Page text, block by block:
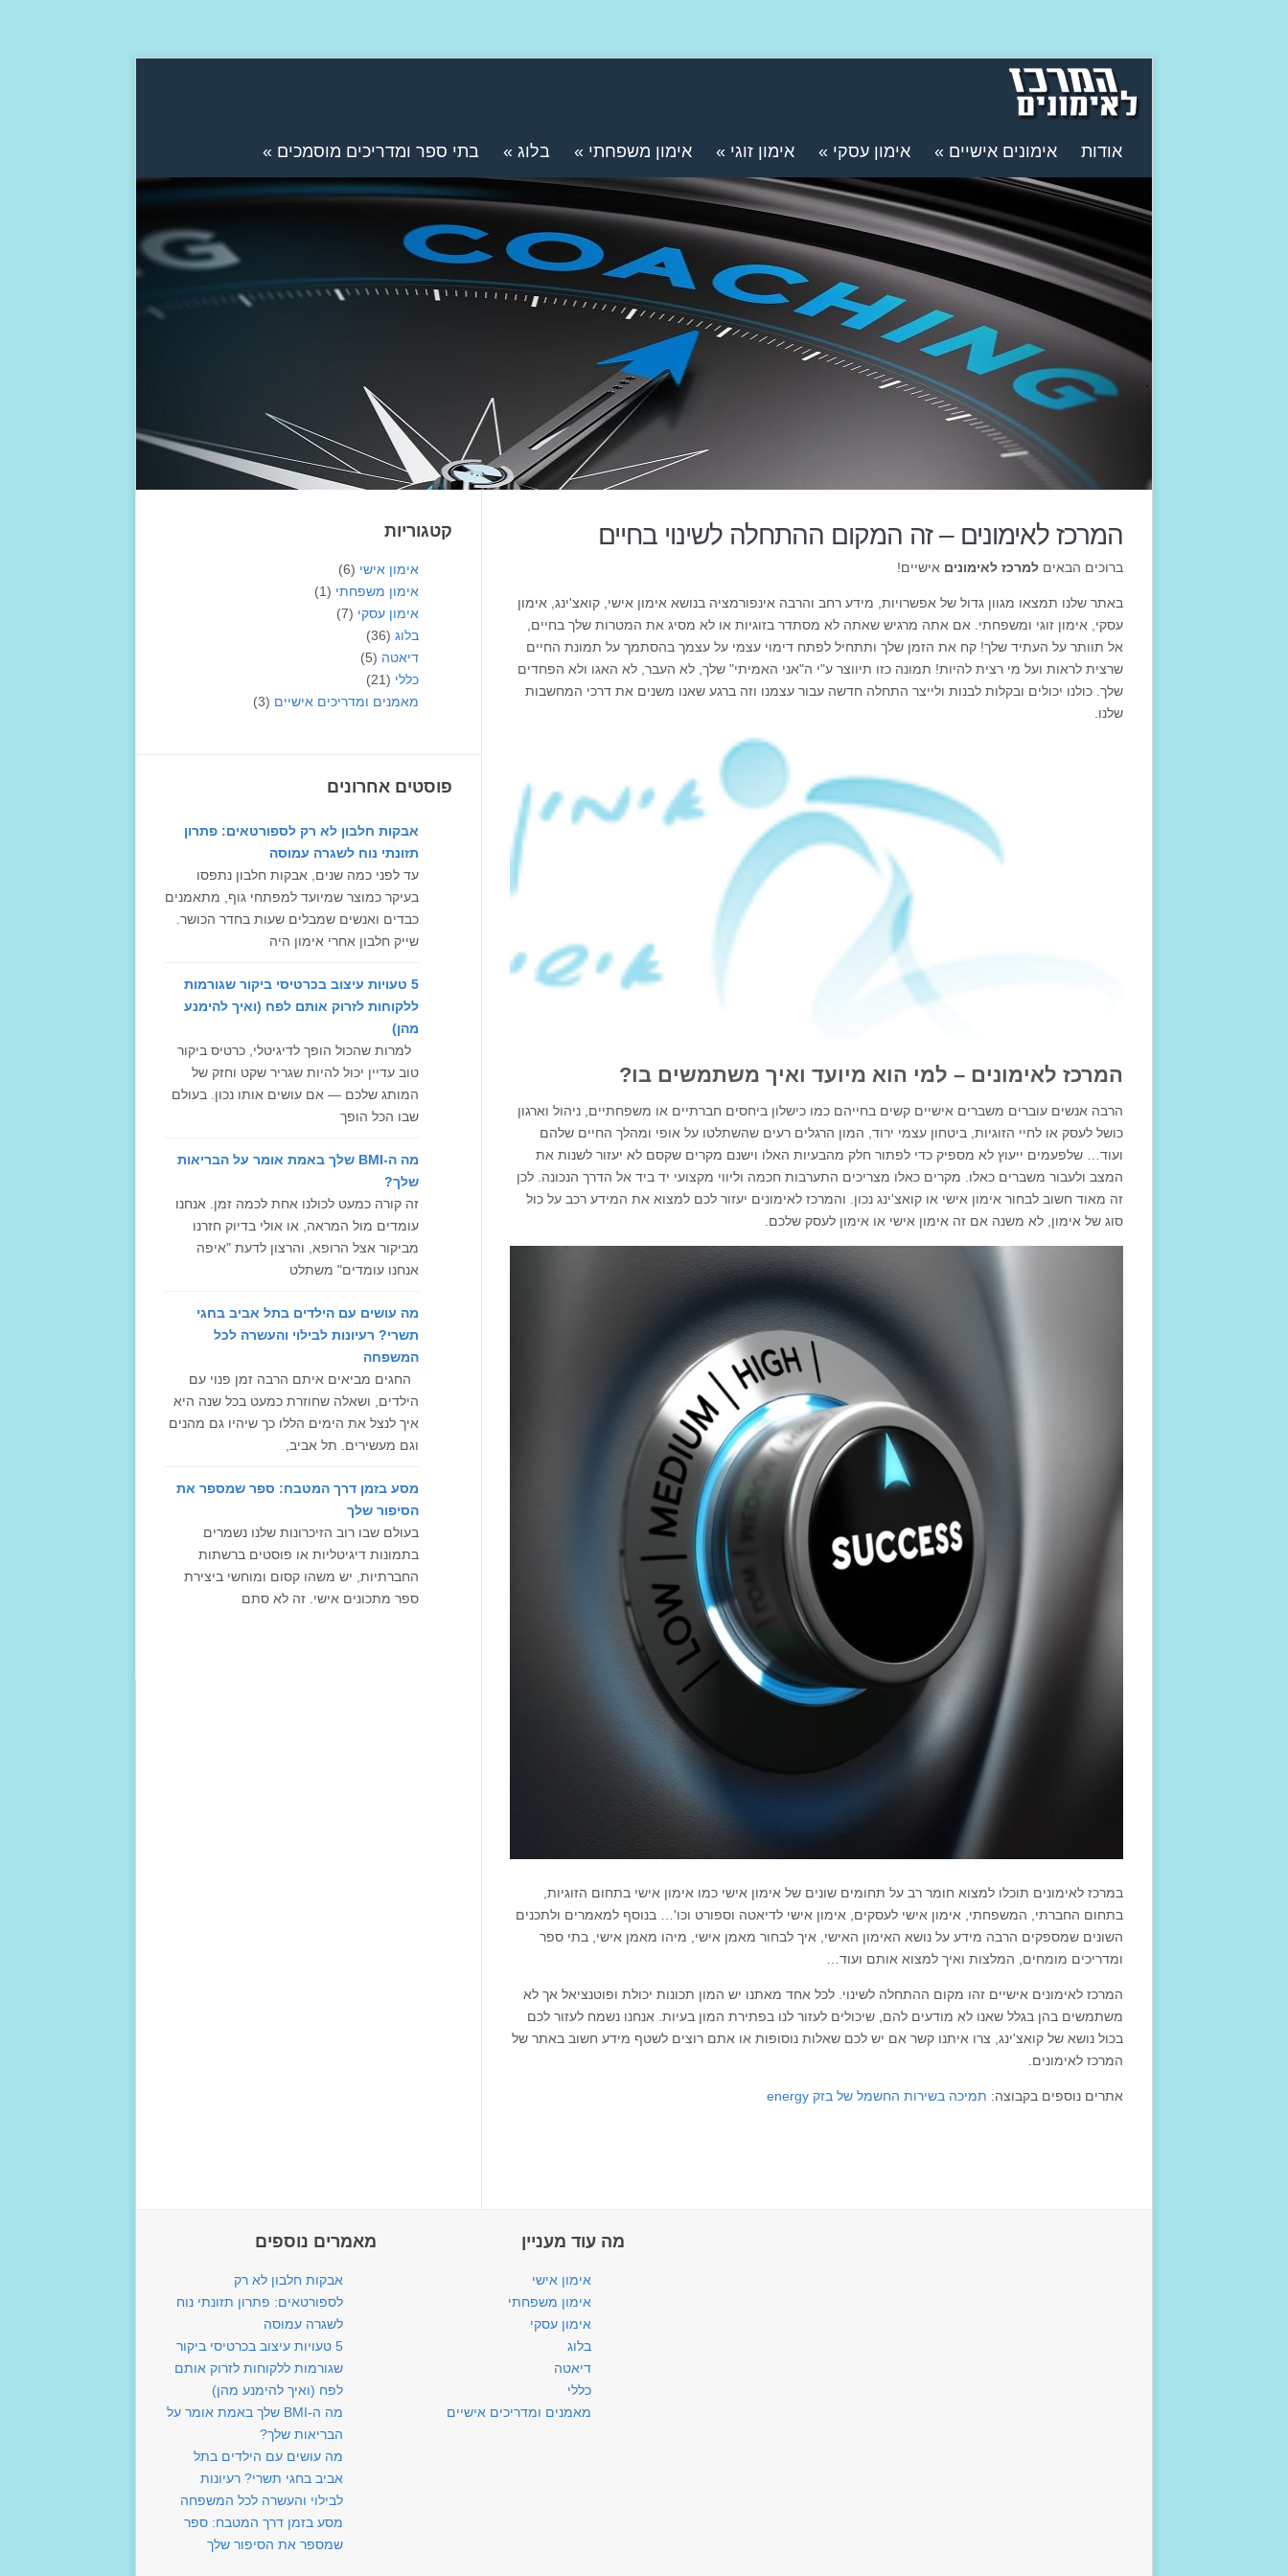
בתי ספר ומדריכים מוסמכים » בלוג » אימון משפחתי » אימון זוגי » אימון עסקי » אימונים אישיים » אודות
המרכז לאימונים – זה המקום ההתחלה לשינוי בחיים
ברוכים הבאים למרכז לאימונים אישיים!
באתר שלנו תמצאו מגוון גדול של אפשרויות, מידע רחב והרבה אינפורמציה בנושא אימון אישי, קואצ'ינג, אימון
עסקי, אימון זוגי ומשפחתי. אם אתה מרגיש שאתה לא מסתדר בזוגיות או לא מסיג את המטרות שלך בחיים,
אל תוותר על העתיד שלך! קח את הזמן שלך ותתחיל לפתח דימוי עצמי על עצמך בהסתמך על תמונת החיים
שרצית לראות ועל מי רצית להיות! תמונה כזו תיווצר ע"י ה"אני האמיתי" שלך, לא העבר, לא האגו ולא הפחדים
שלך. כולנו יכולים ובקלות לבנות ולייצר התחלה חדשה עבור עצמנו וזה ברגע שאנו משנים את דרכי המחשבות
שלנו.
המרכז לאימונים – למי הוא מיועד ואיך משתמשים בו?
הרבה אנשים עוברים משברים אישיים קשים בחייהם כמו כישלון ביחסים חברתיים או משפחתיים, ניהול וארגון
כושל לעסק או לחיי הזוגיות, ביטחון עצמי ירוד, המון הרגלים רעים שהשתלטו על אופי ומהלך החיים שלהם
ועוד… שלפעמים ייעוץ לא מספיק כדי לפתור חלק מהבעיות האלו וישנם מקרים שקסם לא יעזור לשנות את
המצב ולעבור משברים כאלו. מקרים כאלו מצריכים התערבות חכמה וליווי מקצועי יד ביד אל הדרך הנכונה. לכן
זה מאוד חשוב לבחור אימון אישי או קואצ'ינג נכון. והמרכז לאימונים יעזור לכם למצוא את המידע רכב על כול
סוג של אימון, לא משנה אם זה אימון אישי או אימון לעסק שלכם.
במרכז לאימונים תוכלו למצוא חומר רב על תחומים שונים של אימון אישי כמו אימון אישי בתחום הזוגיות,
בתחום החברתי, המשפחתי, אימון אישי לעסקים, אימון אישי לדיאטה וספורט וכו'… בנוסף למאמרים ולתכנים
השונים שמספקים הרבה מידע על נושא האימון האישי, איך לבחור מאמן אישי, מיהו מאמן אישי, בתי ספר
ומדריכים מומחים, המלצות ואיך למצוא אותם ועוד…
המרכז לאימונים אישיים זהו מקום ההתחלה לשינוי. לכל אחד מאתנו יש המון תכונות יכולת ופוטנציאל אך לא
משתמשים בהן בגלל שאנו לא מודעים להם, שיכולים לעזור לנו בפתירת המון בעיות. אנחנו נשמח לעזור לכם
בכול נושא של קואצ'ינג, צרו איתנו קשר אם יש לכם שאלות נוסופות או אתם רוצים לשטף מידע חשוב באתר של
המרכז לאימונים.
אתרים נוספים בקבוצה: תמיכה בשירות החשמל של בזק energy
קטגוריות
אימון אישי (6)
אימון משפחתי (1)
אימון עסקי (7)
בלוג (36)
דיאטה (5)
כללי (21)
מאמנים ומדריכים אישיים (3)
פוסטים אחרונים
אבקות חלבון לא רק לספורטאים: פתרון
תזונתי נוח לשגרה עמוסה
עד לפני כמה שנים, אבקות חלבון נתפסו
בעיקר כמוצר שמיועד למפתחי גוף, מתאמנים
כבדים ואנשים שמבלים שעות בחדר הכושר.
שייק חלבון אחרי אימון היה
5 טעויות עיצוב בכרטיסי ביקור שגורמות
ללקוחות לזרוק אותם לפח (ואיך להימנע
מהן)
למרות שהכול הופך לדיגיטלי, כרטיס ביקור
טוב עדיין יכול להיות שגריר שקט וחזק של
המותג שלכם — אם עושים אותו נכון. בעולם
שבו הכל הופך
מה ה-BMI שלך באמת אומר על הבריאות
שלך?
זה קורה כמעט לכולנו אחת לכמה זמן. אנחנו
עומדים מול המראה, או אולי בדיוק חזרנו
מביקור אצל הרופא, והרצון לדעת "איפה
אנחנו עומדים" משתלט
מה עושים עם הילדים בתל אביב בחגי
תשרי? רעיונות לבילוי והעשרה לכל
המשפחה
החגים מביאים איתם הרבה זמן פנוי עם
הילדים, ושאלה שחוזרת כמעט בכל שנה היא
איך לנצל את הימים הללו כך שיהיו גם מהנים
וגם מעשירים. תל אביב,
מסע בזמן דרך המטבח: ספר שמספר את
הסיפור שלך
בעולם שבו רוב הזיכרונות שלנו נשמרים
בתמונות דיגיטליות או פוסטים ברשתות
החברתיות, יש משהו קסום ומוחשי ביצירת
ספר מתכונים אישי. זה לא סתם
מאמרים נוספים
אבקות חלבון לא רק
לספורטאים: פתרון תזונתי נוח
לשגרה עמוסה
5 טעויות עיצוב בכרטיסי ביקור
שגורמות ללקוחות לזרוק אותם
לפח (ואיך להימנע מהן)
מה ה-BMI שלך באמת אומר על
הבריאות שלך?
מה עושים עם הילדים בתל
אביב בחגי תשרי? רעיונות
לבילוי והעשרה לכל המשפחה
מסע בזמן דרך המטבח: ספר
שמספר את הסיפור שלך
מה עוד מעניין
אימון אישי
אימון משפחתי
אימון עסקי
בלוג
דיאטה
כללי
מאמנים ומדריכים אישיים